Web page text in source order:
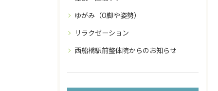
ゆがみ（O脚や姿勢）
リラクゼーション
西船橋駅前整体院からのお知らせ